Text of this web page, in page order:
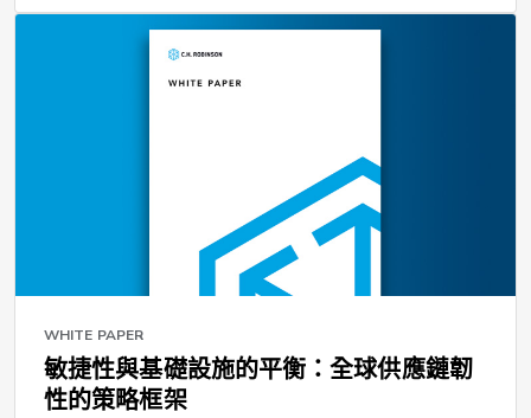
WHITE PAPER
敏捷性與基礎設施的平衡：全球供應鏈韌
性的策略框架